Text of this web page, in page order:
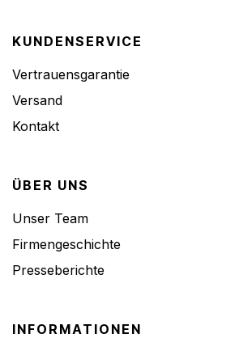
KUNDENSERVICE
Vertrauensgarantie
Versand
Kontakt
ÜBER UNS
Unser Team
Firmengeschichte
Presseberichte
INFORMATIONEN